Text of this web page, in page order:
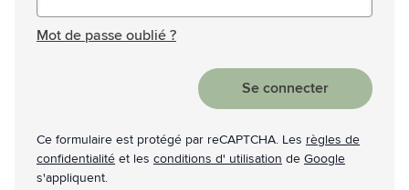
Mot de passe oublié ?
Se connecter
Ce formulaire est protégé par reCAPTCHA. Les règles de
confidentialité et les conditions d' utilisation de Google
s'appliquent.